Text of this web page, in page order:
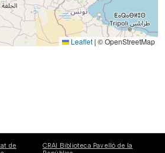
Leaflet | © OpenStreetMap
de
CRAI Biblioteca Pavelló de la